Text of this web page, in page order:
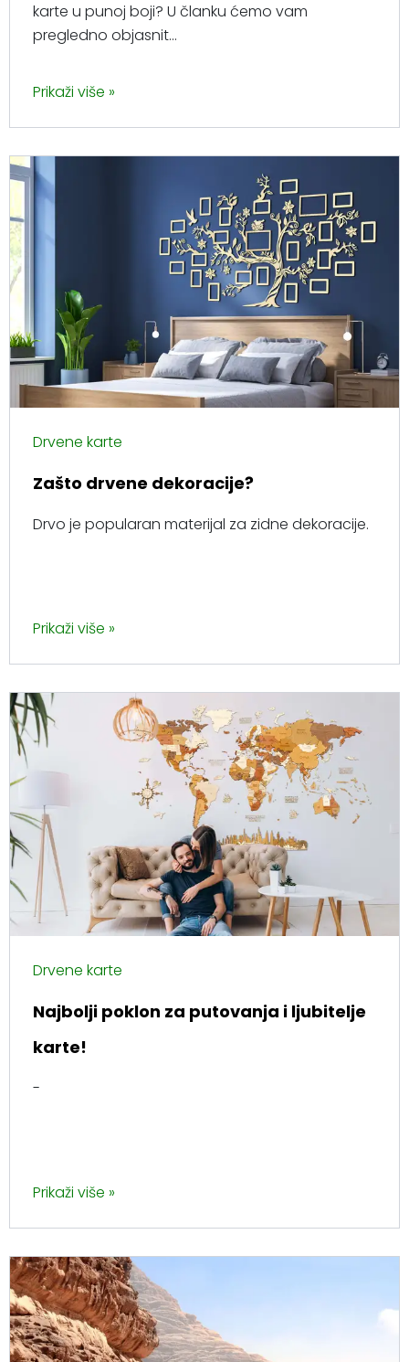
karte u punoj boji? U članku ćemo vam
pregledno objasnit...
Prikaži više »
Drvene karte
Zašto drvene dekoracije?
Drvo je popularan materijal za zidne dekoracije.
Prikaži više »
Drvene karte
Najbolji poklon za putovanja i ljubitelje
karte!
-
Prikaži više »